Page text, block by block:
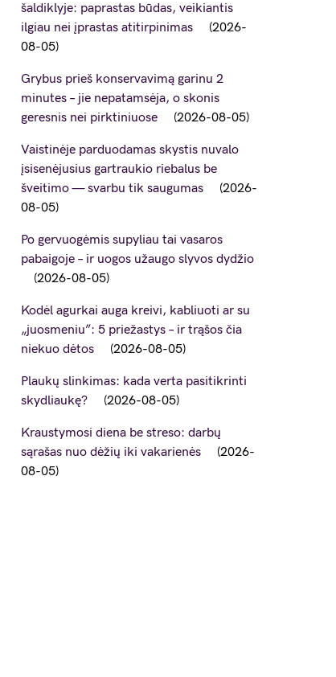
šaldiklyje: paprastas būdas, veikiantis
ilgiau nei įprastas atitirpinimas
2026-
08-05
Grybus prieš konservavimą garinu 2
minutes – jie nepatamsėja, o skonis
geresnis nei pirktiniuose
2026-08-05
Vaistinėje parduodamas skystis nuvalo
įsisenėjusius gartraukio riebalus be
šveitimo — svarbu tik saugumas
2026-
08-05
Po gervuogėmis supyliau tai vasaros
pabaigoje – ir uogos užaugo slyvos dydžio
2026-08-05
Kodėl agurkai auga kreivi, kabliuoti ar su
„juosmeniu”: 5 priežastys – ir trąšos čia
niekuo dėtos
2026-08-05
Plaukų slinkimas: kada verta pasitikrinti
skydliaukę?
2026-08-05
Kraustymosi diena be streso: darbų
sąrašas nuo dėžių iki vakarienės
2026-
08-05